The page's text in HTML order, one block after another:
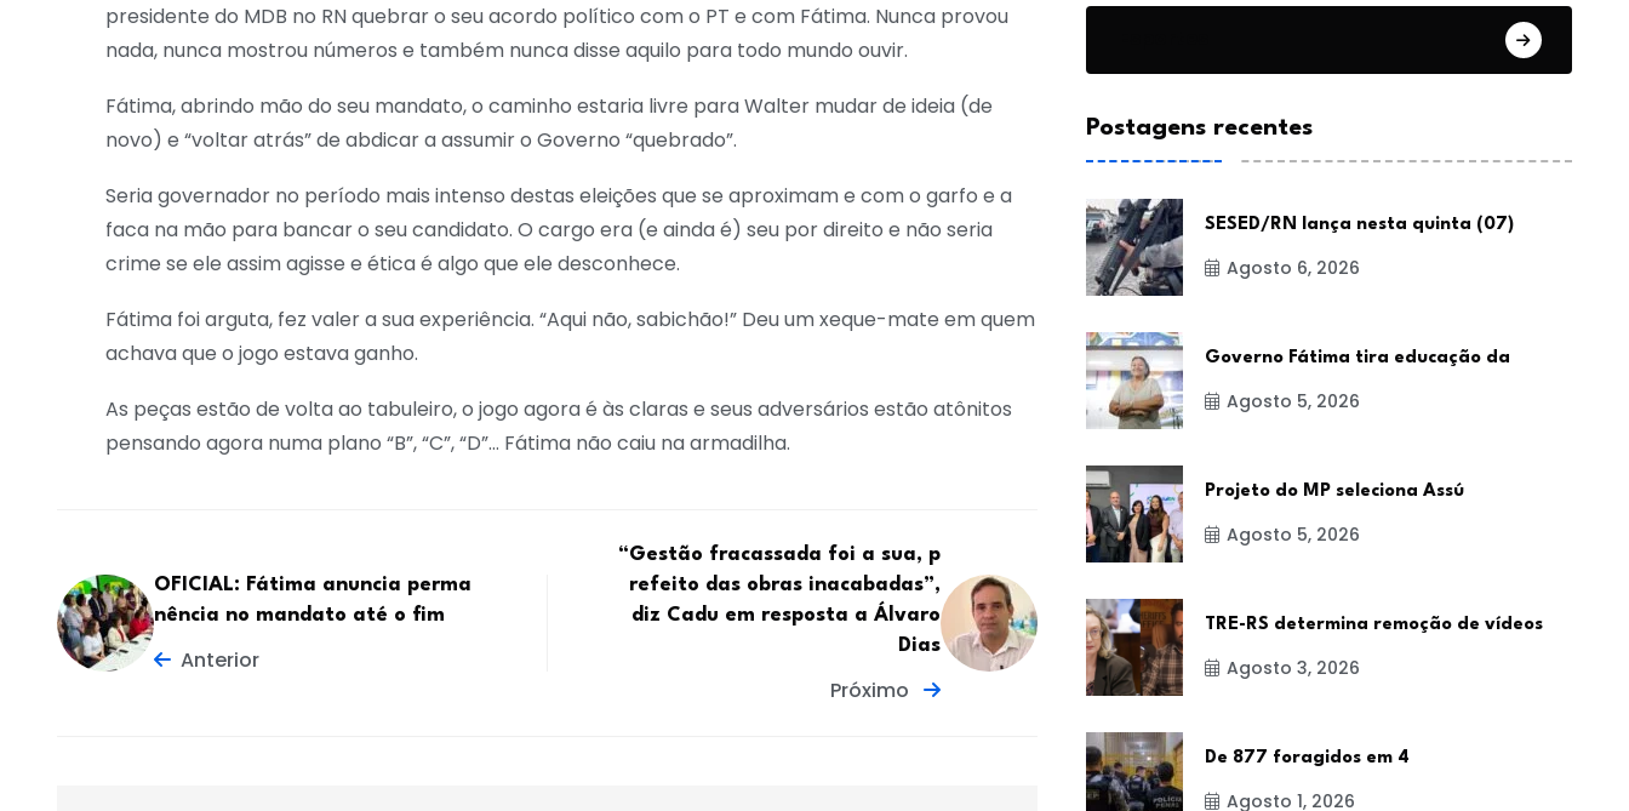
presidente do MDB no RN quebrar o seu acordo político com o PT e com Fátima. Nunca provou
nada, nunca mostrou números e também nunca disse aquilo para todo mundo ouvir.
Fátima, abrindo mão do seu mandato, o caminho estaria livre para Walter mudar de ideia (de
novo) e “voltar atrás” de abdicar a assumir o Governo “quebrado”.
Seria governador no período mais intenso destas eleições que se aproximam e com o garfo e a
faca na mão para bancar o seu candidato. O cargo era (e ainda é) seu por direito e não seria
crime se ele assim agisse e ética é algo que ele desconhece.
Fátima foi arguta, fez valer a sua experiência. “Aqui não, sabichão!” Deu um xeque-mate em quem
achava que o jogo estava ganho.
As peças estão de volta ao tabuleiro, o jogo agora é às claras e seus adversários estão atônitos
pensando agora numa plano “B”, “C”, “D”… Fátima não caiu na armadilha.
OFICIAL: Fátima anuncia perma
nência no mandato até o fim
Anterior
“Gestão fracassada foi a sua, p
refeito das obras inacabadas”,
diz Cadu em resposta a Álvaro
Dias
Próximo
Postagens recentes
SESED/RN lança nesta quinta (07)
Agosto 6, 2026
Governo Fátima tira educação da
Agosto 5, 2026
Projeto do MP seleciona Assú
Agosto 5, 2026
TRE-RS determina remoção de vídeos
Agosto 3, 2026
De 877 foragidos em 4
Agosto 1, 2026